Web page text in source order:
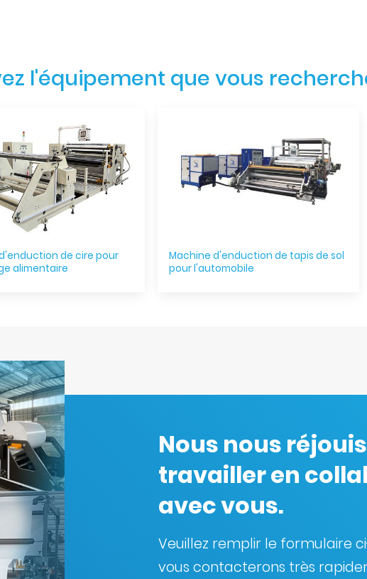
l'équipement que vous
de cire pour
alimentaire
Machine d'enduction de tapis de sol
pour l'automobile
Nous nous
travailler en
avec vous.
Veuillez remplir le formulaire
vous contacterons très